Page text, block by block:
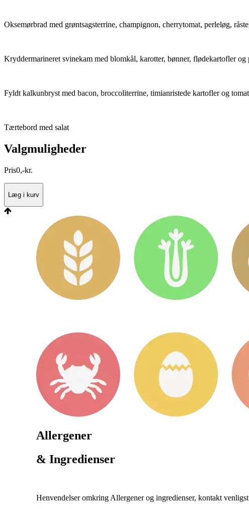
Oksemørbrad med grøntsagsterrine, champignon, cherrytomat, perleløg,
Kryddermarineret svinekam med blomkål, karotter, bønner, flødekartofler og
Fyldt kalkunbryst med bacon, broccoliterrine, timianristede kartofler og
Tærtebord med salat
Valgmuligheder
Pris0,-kr.
Læg i kurv
Allergener
& Ingredienser
Henvendelser omkring Allergener og ingredienser, kontakt